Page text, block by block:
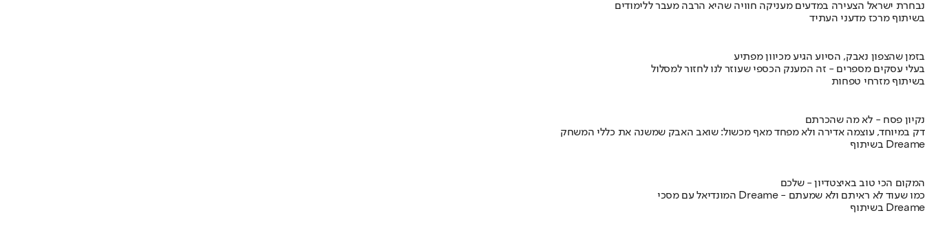
נבחרת ישראל הצעירה במדעים מעניקה חוויה שהיא הרבה מעבר ללימודים
בשיתוף מרכז מדעני העתיד
בזמן שהצפון נאבק, הסיוע הגיע מכיוון מפתיע
בעלי עסקים מספרים - זה המענק הכספי שעוזר לנו לחזור למסלול
בשיתוף מזרחי טפחות
נקיון פסח - לא מה שהכרתם
דק במיוחד, עוצמה אדירה ולא מפחד מאף מכשול: שואב האבק שמשנה את כללי המשחק
בשיתוף Dreame
המקום הכי טוב באיצטדיון - שלכם
המונדיאל עם מסכי Dreame - כמו שעוד לא ראיתם ולא שמעתם
בשיתוף Dreame